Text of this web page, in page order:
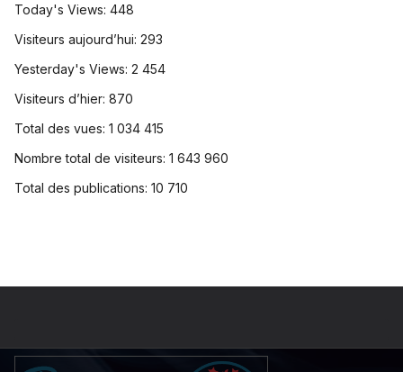
Today's Views: 448
Visiteurs aujourd’hui: 293
Yesterday's Views: 2 454
Visiteurs d’hier: 870
Total des vues: 1 034 415
Nombre total de visiteurs: 1 643 960
Total des publications: 10 710